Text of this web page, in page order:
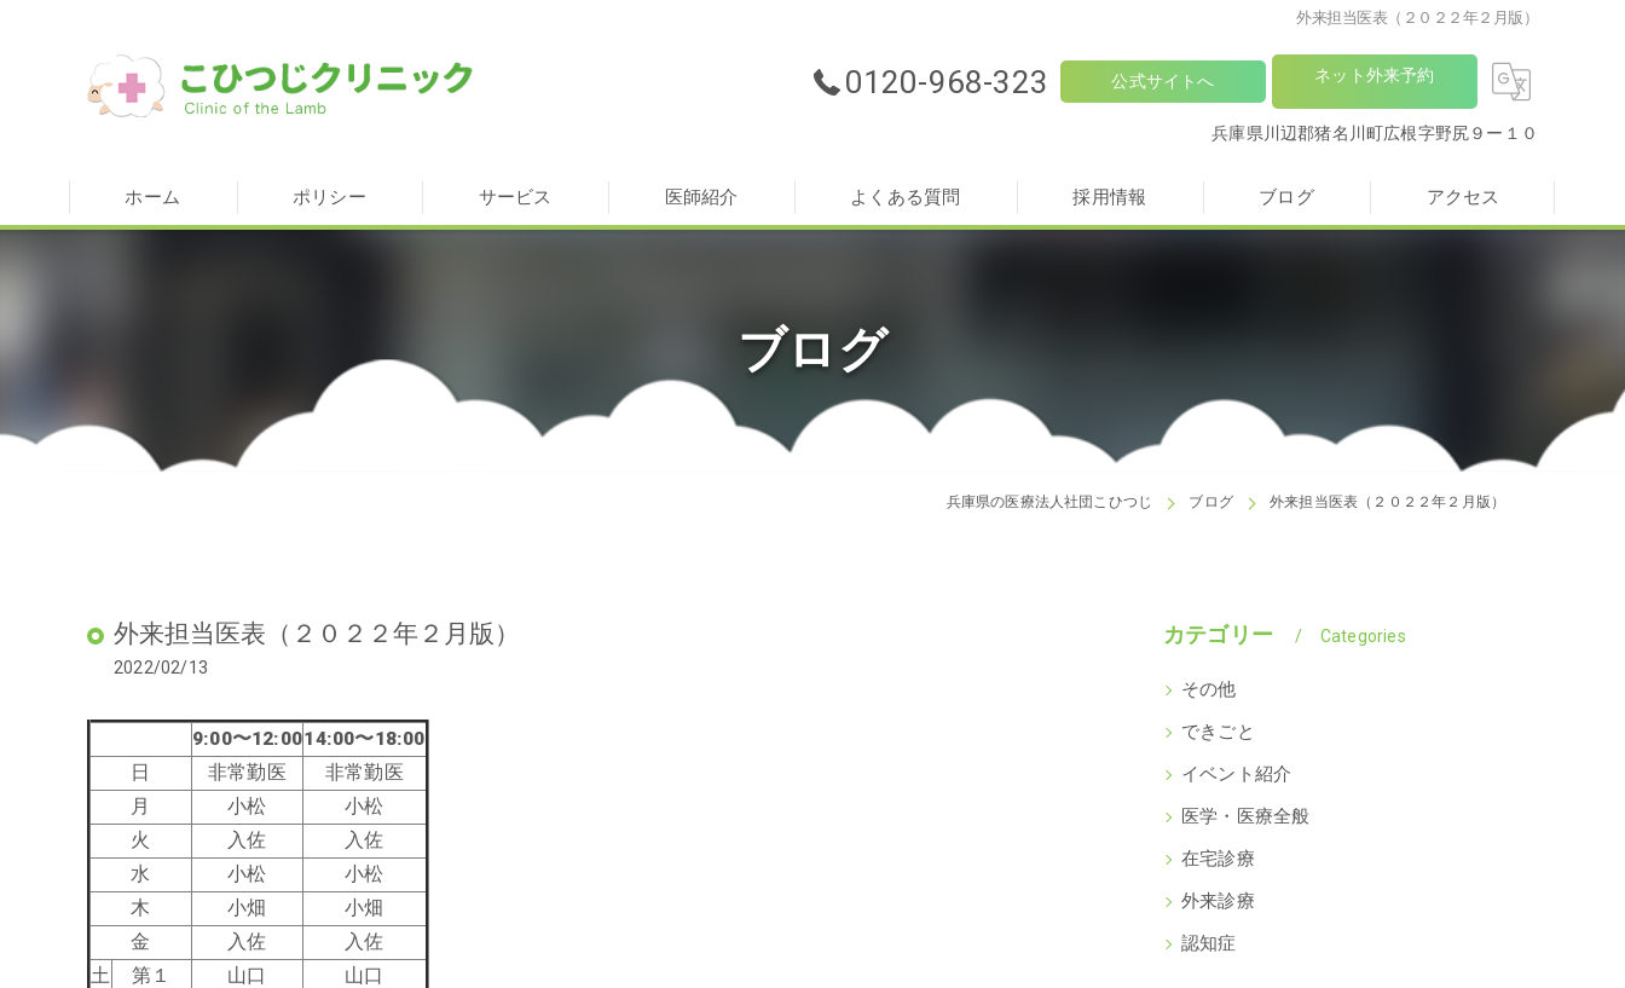
外来担当医表（２０２２年２月版）
0120-968-323 公式サイトへ ネット外来予約
兵庫県川辺郡猪名川町広根字野尻９ー１０
ホーム ポリシー サービス 医師紹介 よくある質問 採用情報 ブログ アクセス
ブログ
兵庫県の医療法人社団こひつじ ブログ 外来担当医表（２０２２年２月版）
外来担当医表（２０２２年２月版）
2022/02/13
9:00〜12:0014:00〜18:00
日
非常勤医
非常勤医
月
小松
小松
火
入佐
入佐
水
小松
小松
木
小畑
小畑
金
入佐
入佐
土
第１ 山口
山口
カテゴリー Categories
その他
できごと
イベント紹介
医学・医療全般
在宅診療
外来診療
認知症